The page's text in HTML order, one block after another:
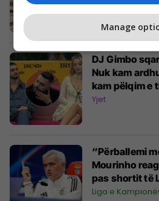
DJ Gimbo
Nuk kam
kam pëlqim e
Yjet
“Përballemi
Mourinho
pas shortit të
Liga e
Manage